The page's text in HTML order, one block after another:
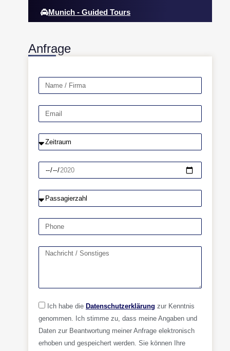
Munich - Guided Tours
Anfrage
Ich habe die Datenschutzerklärung zur Kenntnis
genommen. Ich stimme zu, dass meine Angaben und
Daten zur Beantwortung meiner Anfrage elektronisch
erhoben und gespeichert werden. Sie können Ihre